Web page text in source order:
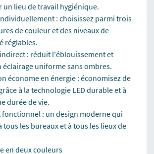
un lieu de travail hygiénique.
: choisissez parmi trois
de couleur et des niveaux de
réglables.
: réduit l'éblouissement et
uniforme sans ombres.
économe en énergie : économisez de
à la technologie LED durable et à
durée de vie.
fonctionnel : un design moderne qui
tous les bureaux et à tous les lieux de
en deux couleurs